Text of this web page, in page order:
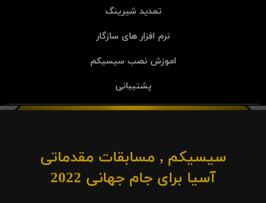
تمدید شیرینگ
نرم افزار های سازگار
اموزش نصب سیسیکم
پشتیبانی
سیسیکم , مسابقات مقدماتی
آسیا برای جام جهانی 2022